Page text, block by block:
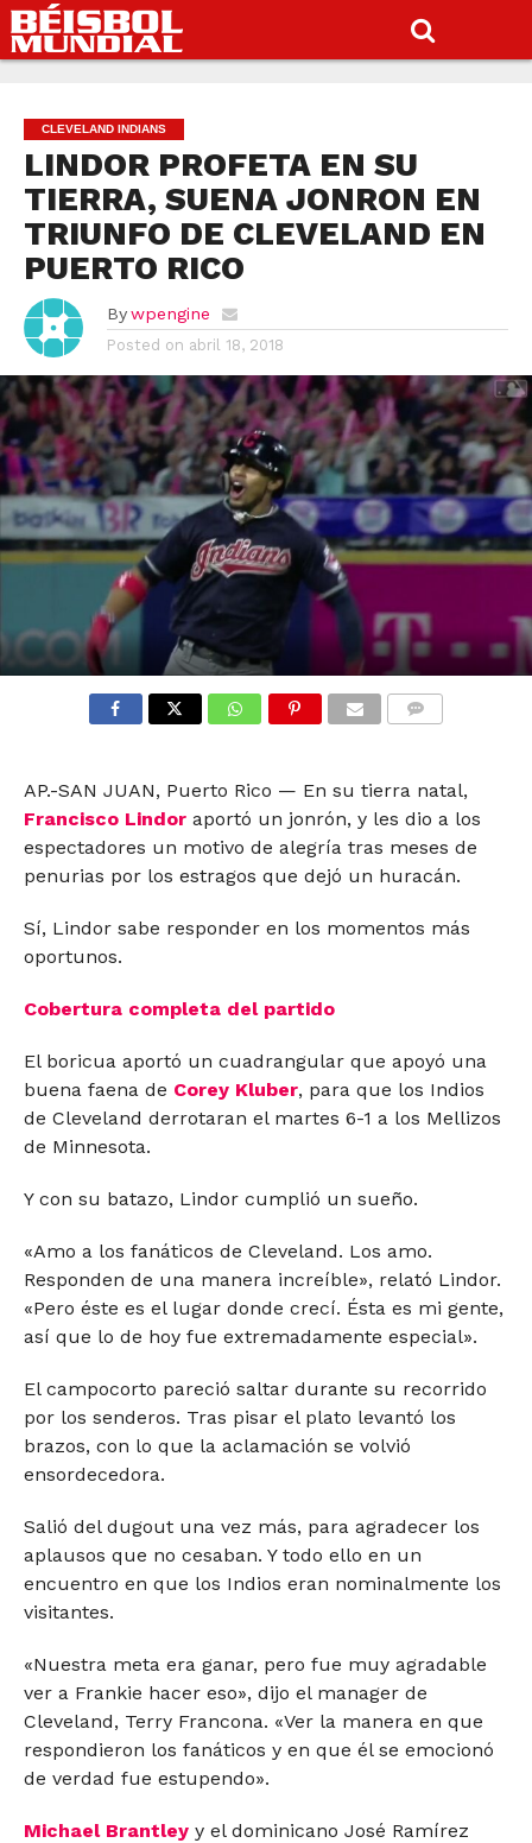
CLEVELAND INDIANS
LINDOR PROFETA EN SU
TIERRA, SUENA JONRON EN
TRIUNFO DE CLEVELAND EN
PUERTO RICO
By wpengine
Posted on abril 18, 2018
AP.-SAN JUAN, Puerto Rico — En su tierra natal,
Francisco Lindoraportó un jonrón, y les dio a los
espectadores un motivo de alegría tras meses de
penurias por los estragos que dejó un huracán.
Sí, Lindor sabe responder en los momentos más
oportunos.
Cobertura completa del partido
El boricua aportó un cuadrangular que apoyó una
buena faena de Corey Kluber, para que los Indios
de Cleveland derrotaran el martes 6-1 a los Mellizos
de Minnesota.
Y con su batazo, Lindor cumplió un sueño.
«Amo a los fanáticos de Cleveland. Los amo.
Responden de una manera increíble», relató Lindor.
«Pero éste es el lugar donde crecí. Ésta es mi gente,
así que lo de hoy fue extremadamente especial».
El campocorto pareció saltar durante su recorrido
por los senderos. Tras pisar el plato levantó los
brazos, con lo que la aclamación se volvió
ensordecedora.
Salió del dugout una vez más, para agradecer los
aplausos que no cesaban. Y todo ello en un
encuentro en que los Indios eran nominalmente los
visitantes.
«Nuestra meta era ganar, pero fue muy agradable
ver a Frankie hacer eso», dijo el manager de
Cleveland, Terry Francona. «Ver la manera en que
respondieron los fanáticos y en que él se emocionó
de verdad fue estupendo».
Michael Brantleyy el dominicano José Ramírez